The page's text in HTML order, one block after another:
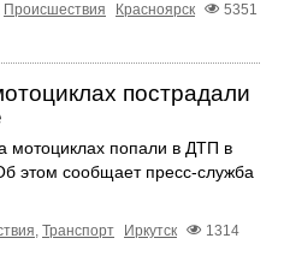
Происшествия Красноярск
5351
пострадали
мотоциклах попали в ДТП в
этом сообщает пресс‑служба
, Транспорт Иркутск
1314